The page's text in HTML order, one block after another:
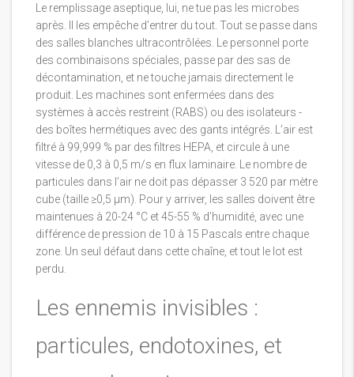
Le remplissage aseptique, lui, ne tue pas les microbes
après. Il les empêche d’entrer du tout. Tout se passe dans
des salles blanches ultracontrôlées. Le personnel porte
des combinaisons spéciales, passe par des sas de
décontamination, et ne touche jamais directement le
produit. Les machines sont enfermées dans des
systèmes à accès restreint (RABS) ou des isolateurs -
des boîtes hermétiques avec des gants intégrés. L’air est
filtré à 99,999 % par des filtres HEPA, et circule à une
vitesse de 0,3 à 0,5 m/s en flux laminaire. Le nombre de
particules dans l’air ne doit pas dépasser 3 520 par mètre
cube (taille ≥0,5 µm). Pour y arriver, les salles doivent être
maintenues à 20-24 °C et 45-55 % d’humidité, avec une
différence de pression de 10 à 15 Pascals entre chaque
zone. Un seul défaut dans cette chaîne, et tout le lot est
perdu.
Les ennemis invisibles :
particules, endotoxines, et